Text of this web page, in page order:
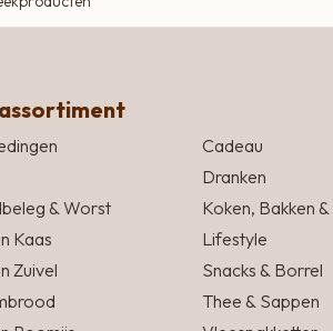
& Worst
Kaas
Zuivel
Cadeau
Dranken
Koken, Bakken
Lifestyle
Snacks & Borrel
Thee & Sappen